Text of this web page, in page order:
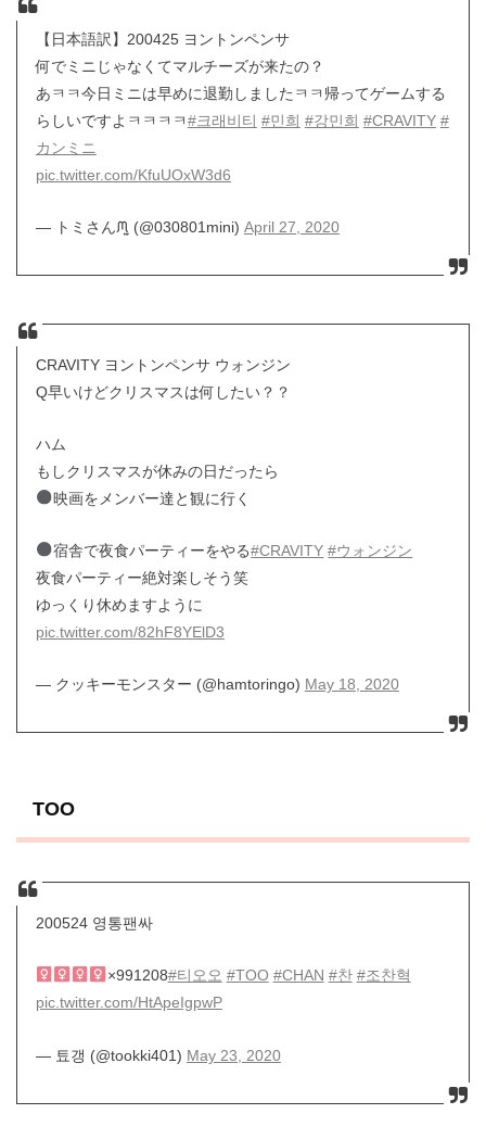
【日本語訳】200425 ヨントンペンサ
何でミニじゃなくてマルチーズが来たの？
あㅋㅋ今日ミニは早めに退勤しましたㅋㅋ帰ってゲームする
らしいですよㅋㅋㅋㅋ#크래비티 #민희 #강민희 #CRAVITY #
カンミニ
pic.twitter.com/KfuUOxW3d6
— トミさんᙏ̤̫ (@030801mini) April 27, 2020
CRAVITY ヨントンペンサ ウォンジン
Q早いけどクリスマスは何したい？？
ハム
もしクリスマスが休みの日だったら
映画をメンバー達と観に行く
宿舎で夜食パーティーをやる#CRAVITY #ウォンジン
夜食パーティー絶対楽しそう笑
ゆっくり休めますように
pic.twitter.com/82hF8YElD3
— クッキーモンスター (@hamtoringo) May 18, 2020
TOO
200524 영통팬싸
×991208#티오오 #TOO #CHAN #찬 #조찬혁
pic.twitter.com/HtApeIgpwP
— 툐갱 (@tookki401) May 23, 2020